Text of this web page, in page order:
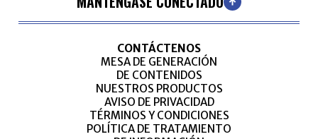
CONTÁCTENOS
MESA DE GENERACIÓN
DE CONTENIDOS
NUESTROS PRODUCTOS
AVISO DE PRIVACIDAD
TÉRMINOS Y CONDICIONES
POLÍTICA DE TRATAMIENTO